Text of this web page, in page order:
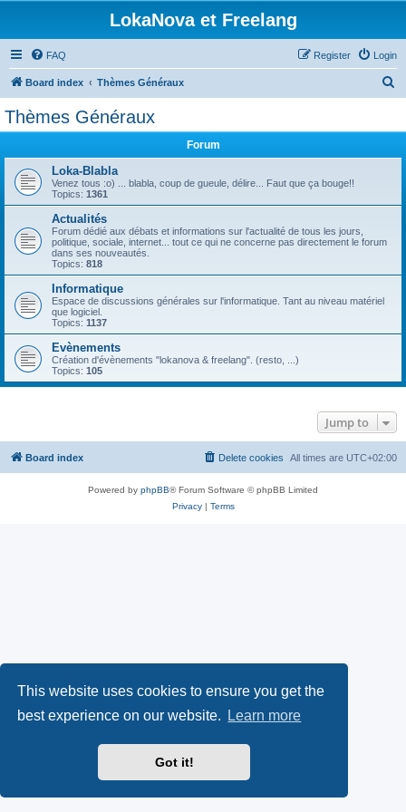
This website uses cookies to ensure you get the
best experience on our website.
Learn more
Got it!
LokaNova et Freelang
FAQ Login
Register
Board index Thèmes Généraux
Thèmes Généraux
Forum
Loka-Blabla
Venez tous :o) ... blabla, coup de gueule, délire... Faut que ça bouge!!
Topics: 1361
Actualités
Forum dédié aux débats et informations sur l'actualité de tous les jours,
politique, sociale, internet... tout ce qui ne concerne pas directement le forum
dans ses nouveautés.
Topics: 818
Informatique
Espace de discussions générales sur l'informatique. Tant au niveau matériel
que logiciel.
Topics: 1137
Evènements
Création d'évènements "lokanova & freelang". (resto, ...)
Topics: 105
Jump to
Board index All times are UTC+02:00
Delete cookies
Powered by phpBB® Forum Software © phpBB Limited
Privacy| Terms